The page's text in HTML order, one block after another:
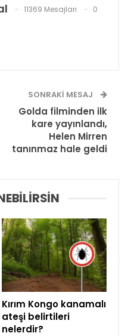
11369 Mesajları
0
SONRAKI MESAJ
Golda filminden ilk
kare yayınlandı,
Helen Mirren
tanınmaz hale geldi
Kırım Kongo kanamalı
ateşi belirtileri
nelerdir?